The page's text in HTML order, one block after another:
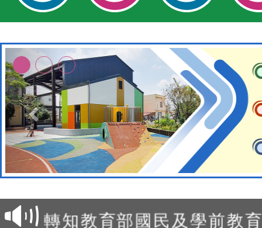
轉知教育部國民及學前教
灣師範大學辦理「114至
進學校輔導計畫師資專業
函轉國家教育研究院中心
民族教育政策研討會「原
轉知教育部國民及學前教